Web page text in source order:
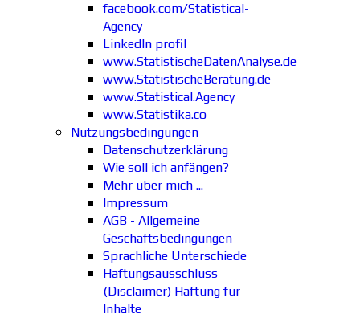
facebook.com/Statistical-
Agency
LinkedIn profil
www.StatistischeDatenAnalyse.de
www.StatistischeBeratung.de
www.Statistical.Agency
www.Statistika.co
Nutzungsbedingungen
Datenschutzerklärung
Wie soll ich anfängen?
Mehr über mich ...
Impressum
AGB - Allgemeine
Geschäftsbedingungen
Sprachliche Unterschiede
Haftungsausschluss
(Disclaimer) Haftung für
Inhalte